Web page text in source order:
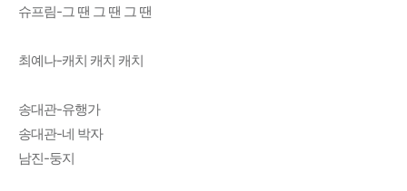
슈프림-그 땐 그 땐 그 땐
최예나-캐치 캐치 캐치
송대관-유행가
송대관-네 박자
남진-둥지